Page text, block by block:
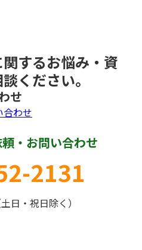
するお悩み・資
ください。
せ
合わせ
・お問い合わせ
2131
日・祝日除く）